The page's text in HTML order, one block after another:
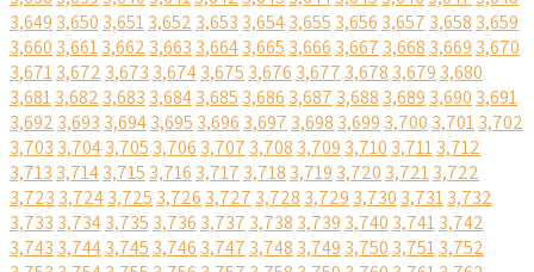
3,649 3,650 3,6513,652 3,653 3,6543,655 3,656 3,657 3,658 3,659
3,660 3,6613,662 3,663 3,6643,665 3,666 3,667 3,668 3,669 3,670
3,6713,672 3,673 3,6743,675 3,676 3,677 3,678 3,679 3,680
3,6813,682 3,683 3,6843,685 3,686 3,687 3,688 3,689 3,690 3,691
3,692 3,693 3,6943,695 3,696 3,697 3,698 3,699 3,700 3,7013,702
3,703 3,7043,705 3,706 3,707 3,708 3,709 3,710 3,7113,712
3,713 3,7143,715 3,716 3,717 3,718 3,719 3,720 3,7213,722
3,723 3,7243,725 3,726 3,727 3,728 3,729 3,730 3,7313,732
3,733 3,7343,735 3,736 3,737 3,738 3,739 3,740 3,7413,742
3,743 3,7443,745 3,746 3,747 3,748 3,749 3,750 3,7513,752